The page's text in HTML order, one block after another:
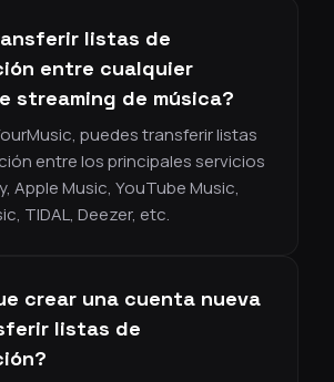
listas de
entre cualquier
streaming de música?
puedes transferir listas
entre los principales servicios
Apple Music, YouTube Music,
TIDAL, Deezer, etc.
crear una cuenta nueva
listas de